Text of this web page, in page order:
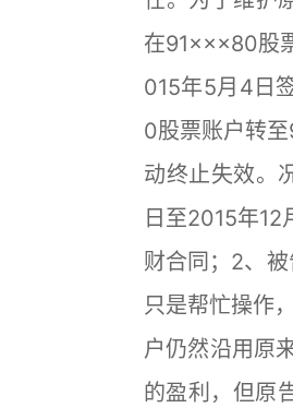
在91×××80股
015年5月4日
0股票账户转
动终止失效。
日至2015年
财合同；2、
只是帮忙操作
户仍然沿用原
的盈利，但原